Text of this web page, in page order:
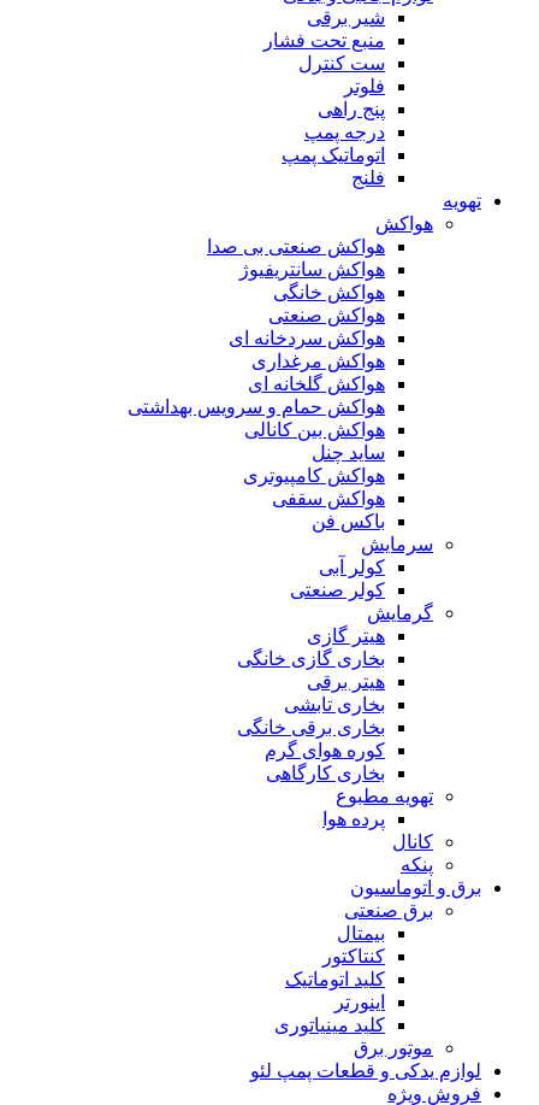
شیر برقی
منبع تحت فشار
ست کنترل
فلوتر
پنج راهی
درجه پمپ
اتوماتیک پمپ
فلنج
تهویه
هواکش
هواکش صنعتی بی صدا
هواکش سانتریفیوژ
هواکش خانگی
هواکش صنعتی
هواکش سردخانه ای
هواکش مرغداری
هواکش گلخانه ای
هواکش حمام و سرویس بهداشتی
هواکش بین کانالی
ساید چنل
هواکش کامپیوتری
هواکش سقفی
باکس فن
سرمایش
کولر آبی
کولر صنعتی
گرمایش
هیتر گازی
بخاری گازی خانگی
هیتر برقی
بخاری تابشی
بخاری برقی خانگی
کوره هوای گرم
بخاری کارگاهی
تهویه مطبوع
پرده هوا
کانال
پنکه
برق و اتوماسیون
برق صنعتی
بیمتال
کنتاکتور
کلید اتوماتیک
اینورتر
کلید مینیاتوری
موتور برق
لوازم یدکی و قطعات پمپ لئو
فروش ویژه